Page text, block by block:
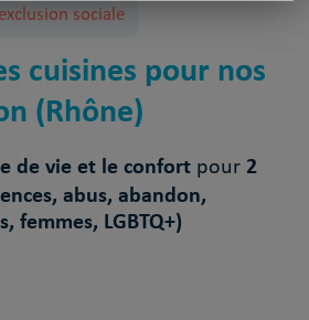
sociale
cuisines pour nos
(Rhône)
de vie et le confort pour2
abus, abandon,
femmes, LGBTQ+)